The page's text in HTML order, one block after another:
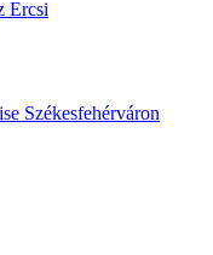
Ercsi
Székesfehérváron